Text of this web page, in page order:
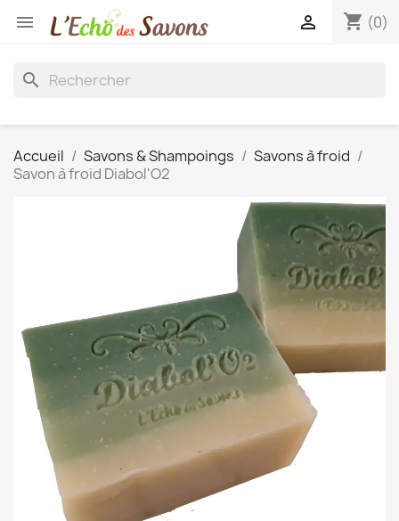
 shopping_cart (0)

search
Accueil Savons & Shampoings
Savons à froid
Savon à froid Diabol'O2